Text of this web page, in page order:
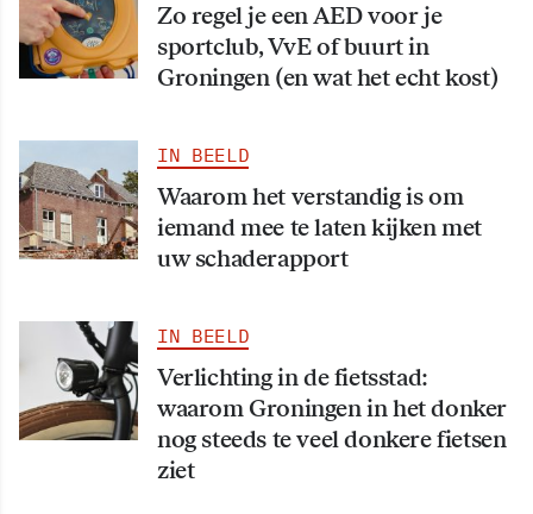
Zo regel je een AED voor je
sportclub, VvE of buurt in
Groningen (en wat het echt kost)
IN BEELD
Waarom het verstandig is om
iemand mee te laten kijken met
uw schaderapport
IN BEELD
Verlichting in de fietsstad:
waarom Groningen in het donker
nog steeds te veel donkere fietsen
ziet